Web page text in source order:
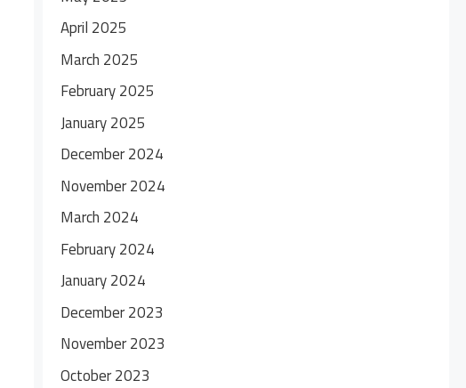
April 2025
March 2025
February 2025
January 2025
December 2024
November 2024
March 2024
February 2024
January 2024
December 2023
November 2023
October 2023